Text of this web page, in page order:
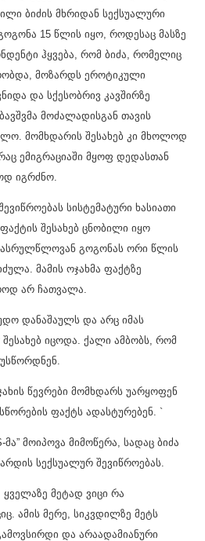
ბიძის მხრიდან სექსუალური
15 წლის იყო, როდესაც მასზე
ჰყვება, რომ ბიძა, რომელიც
მოზარდს ეროტიკული
და სქესობრივ კავშირზე
მოძალადისგან თავის
მომხდარის შესახებ კი მხოლოდ
ემიგრაციაში მყოფ დედასთან
იგრძნო.
სისტემატური ხასიათი
შესახებ ცნობილი იყო
გოგონას ორი წლის
მამის ოჯახმა ფაქტზე
არ ჩათვალა.
დანაშაულს და არც იმას
იცოდა. ქალი ამბობს, რომ
წევრები მომხდარს უარყოფენ
ფაქტს ადასტურებენ. `
მოიპოვა მიმოწერა, სადაც ბიძა
სექსუალურ შევიწროებას.
ყველაზე მეტად ვიცი რა
ამის მერე, სიკვდილზე მეტს
და არაადამიანური